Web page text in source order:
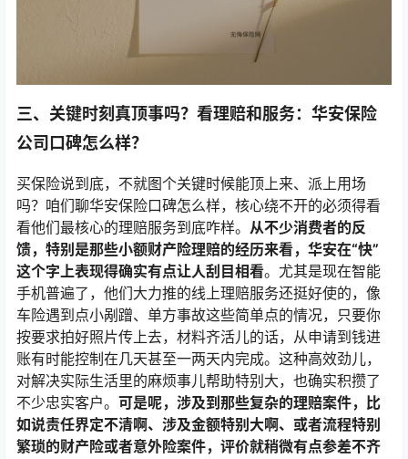
三、关键时刻真顶事吗？看理赔和服务：华安保险
公司口碑怎么样？
买保险说到底，不就图个关键时候能顶上来、派上用场
吗？咱们聊华安保险口碑怎么样，核心绕不开的必须得看
看他们最核心的理赔服务到底咋样。 从不少消费者的反
馈，特别是那些小额财产险理赔的经历来看，华安在“快”
这个字上表现得确实有点让人刮目相看。尤其是现在智能
手机普遍了，他们大力推的线上理赔服务还挺好使的，像
车险遇到点小剐蹭、单方事故这些简单点的情况，只要你
按要求拍好照片传上去，材料齐活儿的话，从申请到钱进
账有时能控制在几天甚至一两天内完成。这种高效劲儿，
对解决实际生活里的麻烦事儿帮助特别大，也确实积攒了
不少忠实客户。 可是呢，涉及到那些复杂的理赔案件，比
如说责任界定不清啊、涉及金额特别大啊、或者流程特别
繁琐的财产险或者意外险案件，评价就稍微有点参差不齐